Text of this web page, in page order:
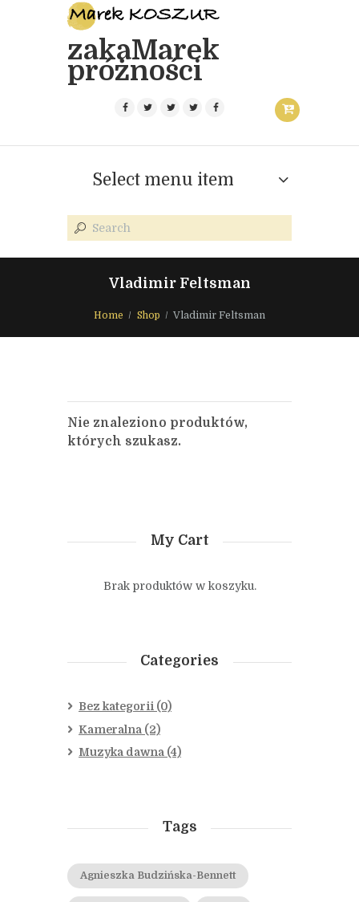
zakaMarek
próżności
Select menu item
Vladimir Feltsman
Home Shop Vladimir Feltsman
Nie znaleziono produktów,
których szukasz.
My Cart
Brak produktów w koszyku.
Categories
Bez kategorii (0)
Kameralna (2)
Muzyka dawna (4)
Tags
Agnieszka Budzińska-Bennett